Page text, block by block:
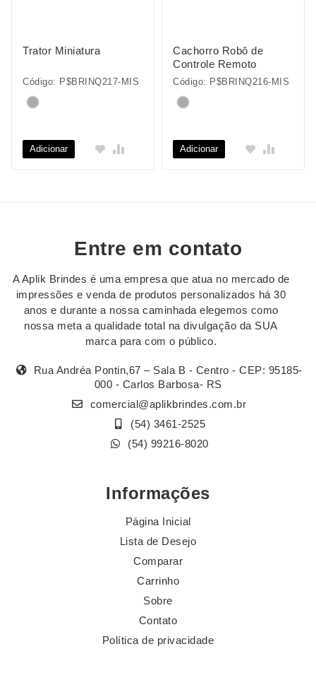
Trator Miniatura
Código: P$BRINQ217-MIS
Adicionar
Cachorro Robô de
Controle Remoto
Código: P$BRINQ216-MIS
Adicionar
Entre em contato
A Aplik Brindes é uma empresa que atua no mercado de
impressões e venda de produtos personalizados há 30
anos e durante a nossa caminhada elegemos como
nossa meta a qualidade total na divulgação da SUA
marca para com o público.
Rua Andréa Pontin,67 – Sala B - Centro - CEP: 95185-
000 - Carlos Barbosa- RS
comercial@aplikbrindes.com.br
(54) 3461-2525
(54) 99216-8020
Informações
Página Inicial
Lista de Desejo
Comparar
Carrinho
Sobre
Contato
Política de privacidade